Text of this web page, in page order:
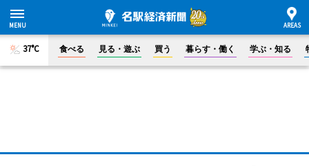
37°C 食べる 見る・遊ぶ 買う 暮らす・働く 学ぶ・知る